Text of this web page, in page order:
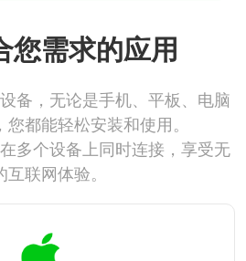
您需求的应用
备，无论是手机、平板、电脑
都能轻松安装和使用。
多个设备上同时连接，享受无
互联网体验。